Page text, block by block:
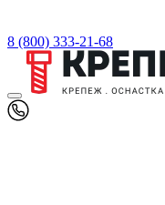
8 (800) 333-21-68